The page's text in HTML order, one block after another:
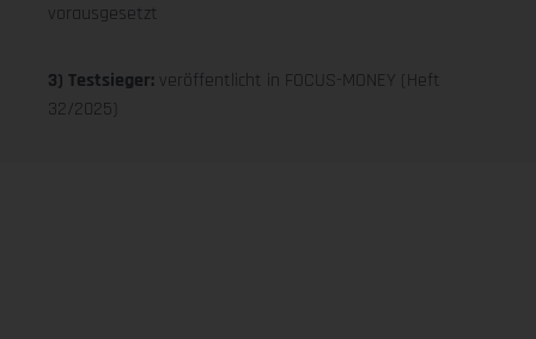
vorausgesetzt
3) Testsieger: veröffentlicht in FOCUS-MONEY (Heft
32/2025)